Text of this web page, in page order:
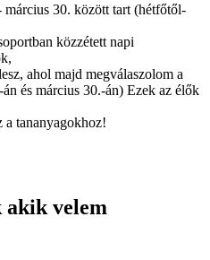
30. között tart (hétfőtől-
közzétett napi
ahol majd megválaszolom a
és március 30.-án) Ezek az élők
a tananyagokhoz!
akik velem